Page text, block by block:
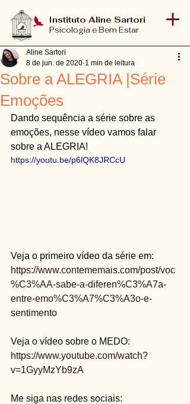
Instituto Aline Sartori
Psicologia e Bem Estar
Sobre a ALEGRIA |Série
Emoções
Aline Sartori
8 de jun. de 2020 1 min de leitura
Dando sequência a série sobre as
emoções, nesse vídeo vamos falar
sobre a ALEGRIA!
https://youtu.be/p6lQK8JRCcU
Veja o primeiro vídeo da série em:
https://www.contememais.com/post/voc
%C3%AA-sabe-a-diferen%C3%A7a-
entre-emo%C3%A7%C3%A3o-e-
sentimento
Veja o vídeo sobre o MEDO:
https://www.youtube.com/watch?
v=1GyyMzYb9zA
Me siga nas redes sociais: